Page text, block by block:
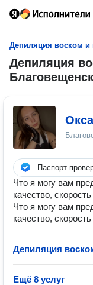
Депиляция воском и
Депиляция
Паспорт
Что я могу вам
качество, скорость
Что я могу вам
качество, скорость
Депиляция
Ещё 8 услуг